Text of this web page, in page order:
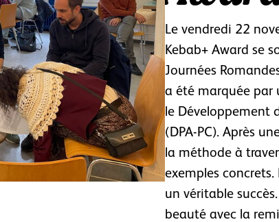
Le vendredi 22
Kebab+ Award se
Journées
a été marquée par
le Développement
(DPA-PC). Après
la méthode à
exemples
un véritable
beauté avec la